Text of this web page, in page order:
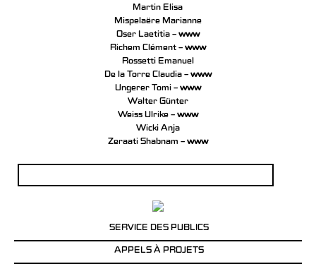
Martin Elisa
Mispelaëre Marianne
Oser Laetitia – www
Richem Clément – www
Rossetti Emanuel
De la Torre Claudia – www
Ungerer Tomi – www
Walter Günter
Weiss Ulrike – www
Wicki Anja
Zeraati Shabnam – www
SERVICE DES PUBLICS
APPELS À PROJETS